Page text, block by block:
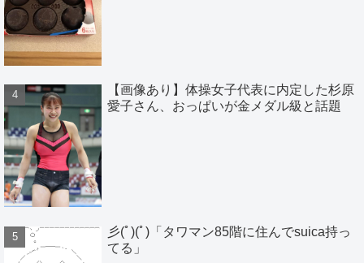
【画像あり】体操女子代表に内定した杉原
愛子さん、おっぱいが金メダル級と話題
彡(ﾟ)(ﾟ)「タワマン85階に住んでsuica持っ
てる」